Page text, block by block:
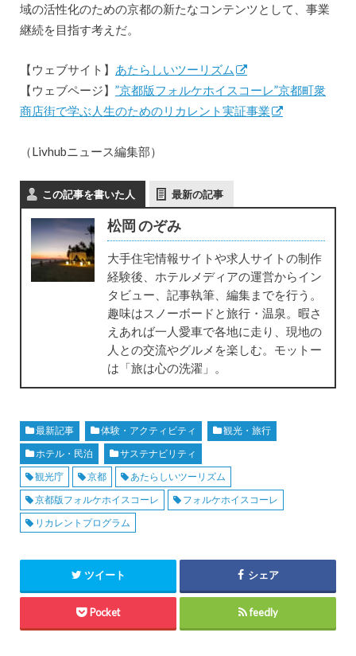
域の活性化のための京都の新たなコンテンツとして、事業
継続を目指す考えだ。
【ウェブサイト】 あたらしいツーリズム
【ウェブページ】 ”京都版フォルケホイスコーレ”京都町衆
商店街で学ぶ人生のためのリカレント実証事業
（Livhubニュース編集部）
この記事を書いた人 最新の記事
松岡 のぞみ
大手住宅情報サイトや求人サイトの制作
経験後、ホテルメディアの運営からイン
タビュー、記事執筆、編集までを行う。
趣味はスノーボードと旅行・温泉。暇さ
えあれば一人愛車で各地に走り、現地の
人との交流やグルメを楽しむ。モットー
は「旅は心の洗濯」。
最新記事 体験・アクティビティ
観光・旅行
ホテル・民泊
サステナビリティ
観光庁
京都
あたらしいツーリズム
京都版フォルケホイスコーレ
フォルケホイスコーレ
リカレントプログラム
ツイート シェア
Pocket feedly